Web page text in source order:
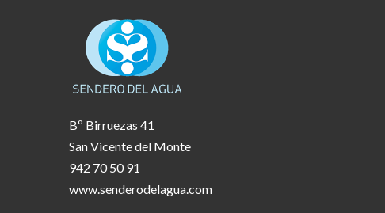
Bº Birruezas 41
San Vicente del Monte
942 70 50 91
www.senderodelagua.com